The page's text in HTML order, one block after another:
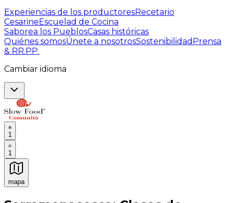
Experiencias de los productoresRecetario
CesarineEscuelad de Cocina
Saborea los PueblosCasas históricas
Quiénes somosÚnete a nosotrosSostenibilidad Prensa
& RR.PP.
Cambiar idioma
1
1
mapa